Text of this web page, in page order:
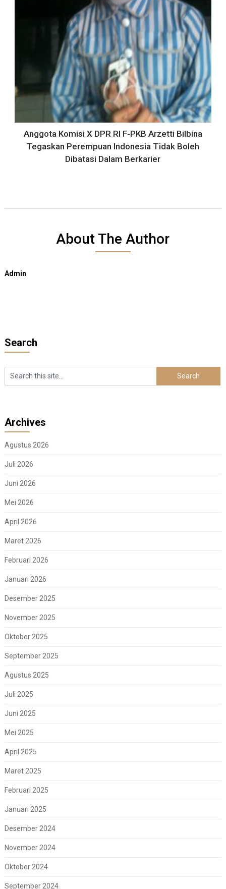
Anggota Komisi X DPR RI F-PKB Arzetti Bilbina
Tegaskan Perempuan Indonesia Tidak Boleh
Dibatasi Dalam Berkarier
About The Author
Admin
Search
Archives
Agustus 2026
Juli 2026
Juni 2026
Mei 2026
April 2026
Maret 2026
Februari 2026
Januari 2026
Desember 2025
November 2025
Oktober 2025
September 2025
Agustus 2025
Juli 2025
Juni 2025
Mei 2025
April 2025
Maret 2025
Februari 2025
Januari 2025
Desember 2024
November 2024
Oktober 2024
September 2024